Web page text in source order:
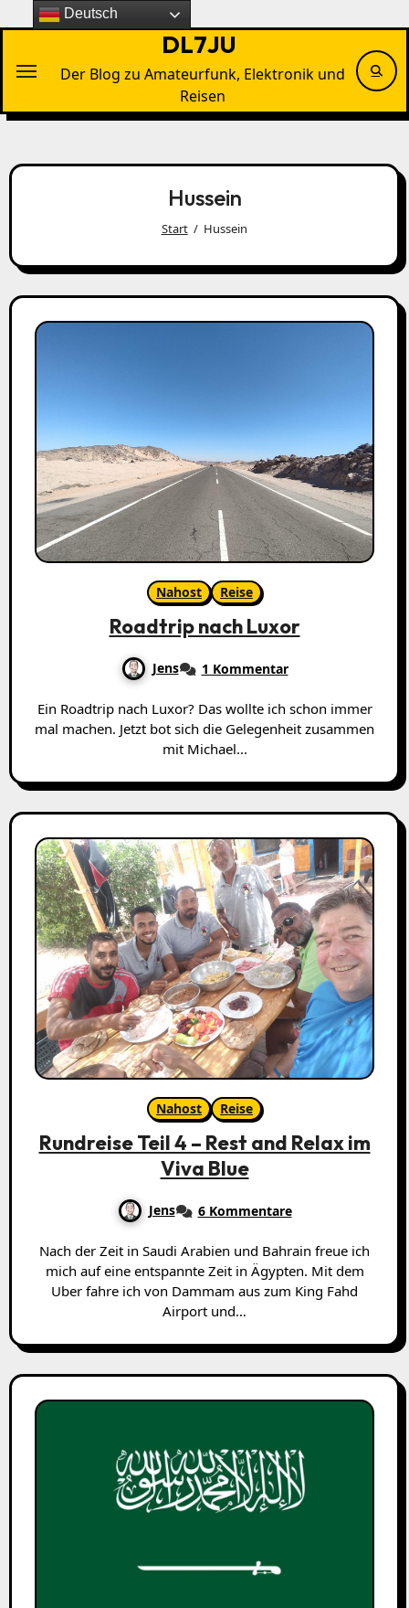
Inhalten
DL7JU
Der Blog zu Amateurfunk, Elektronik und
Reisen
Hussein
Start Hussein
Nahost Reise
Roadtrip nach Luxor
Jens 1 Kommentar
Ein Roadtrip nach Luxor? Das wollte ich schon immer
mal machen. Jetzt bot sich die Gelegenheit zusammen
mit Michael...
Nahost Reise
Rundreise Teil 4 – Rest and Relax im
Viva Blue
Jens 6 Kommentare
Nach der Zeit in Saudi Arabien und Bahrain freue ich
mich auf eine entspannte Zeit in Ägypten. Mit dem
Uber fahre ich von Dammam aus zum King Fahd
Airport und…
Deutsch